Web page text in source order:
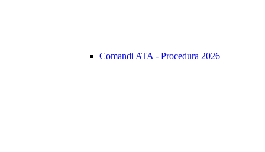
Comandi ATA - Procedura 2026